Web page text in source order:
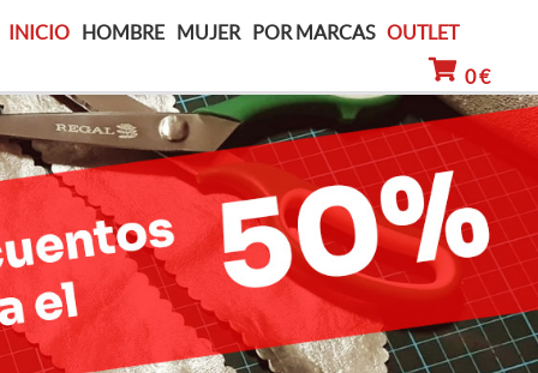
INICIO HOMBRE MUJER POR MARCAS OUTLET
0 €